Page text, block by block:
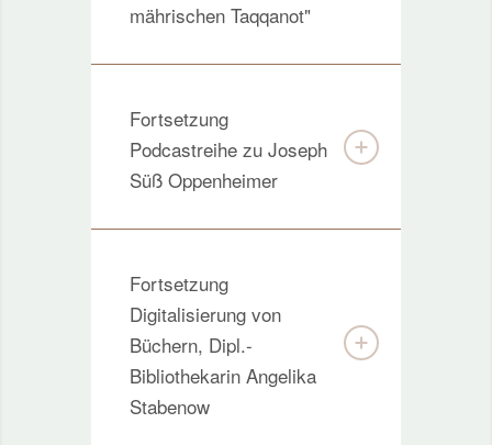
mährischen Taqqanot"
Fortsetzung
Podcastreihe zu Joseph
Süß Oppenheimer
Fortsetzung
Digitalisierung von
Büchern, Dipl.-
Bibliothekarin Angelika
Stabenow